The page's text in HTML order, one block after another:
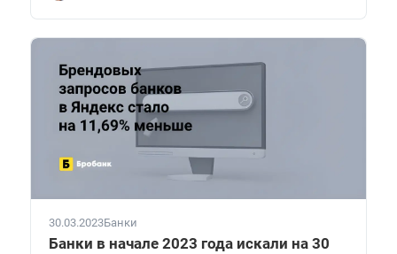
30.03.2023Банки
Банки в начале 2023 года искали на 30